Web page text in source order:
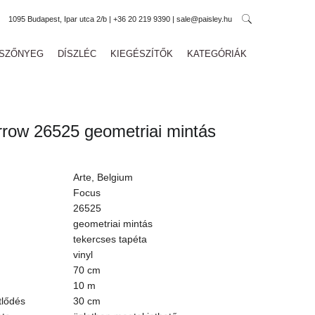
1095 Budapest, Ipar utca 2/b | +36 20 219 9390 | sale@paisley.hu
DÍSZLÉC KIEGÉSZÍTŐK KATEGÓRIÁK
26525 geometriai mintás
Arte, Belgium
Focus
26525
geometriai mintás
tekercses tapéta
vinyl
70 cm
10 m
30 cm